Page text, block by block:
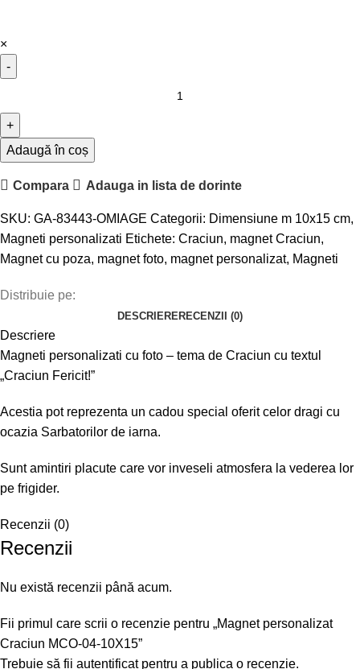
×
Adaugă în coș
Compara Adauga in lista de dorinte
SKU: GA-83443-OMIAGE Categorii: Dimensiune m 10x15 cm,
Magneti personalizati Etichete: Craciun, magnet Craciun,
Magnet cu poza, magnet foto, magnet personalizat, Magneti
Distribuie pe:
DESCRIERERECENZII (0)
Descriere
Magneti personalizati cu foto – tema de Craciun cu textul
„Craciun Fericit!”
Acestia pot reprezenta un cadou special oferit celor dragi cu
ocazia Sarbatorilor de iarna.
Sunt amintiri placute care vor inveseli atmosfera la vederea lor
pe frigider.
Recenzii (0)
Recenzii
Nu există recenzii până acum.
Fii primul care scrii o recenzie pentru „Magnet personalizat
Craciun MCO-04-10X15”
Trebuie să fii autentificatpentru a publica o recenzie.